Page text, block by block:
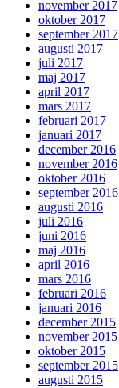
november 2017
oktober 2017
september 2017
augusti 2017
juli 2017
maj 2017
april 2017
mars 2017
februari 2017
januari 2017
december 2016
november 2016
oktober 2016
september 2016
augusti 2016
juli 2016
juni 2016
maj 2016
april 2016
mars 2016
februari 2016
januari 2016
december 2015
november 2015
oktober 2015
september 2015
augusti 2015